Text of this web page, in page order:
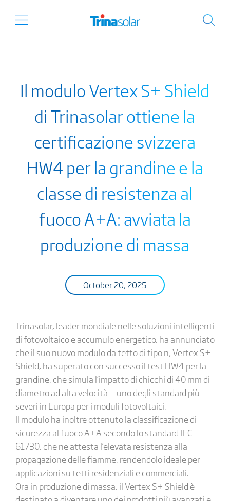
Il modulo Vertex S+ Shield
di Trinasolar ottiene la
certificazione svizzera
HW4 per la grandine e la
classe di resistenza al
fuoco A+A: avviata la
produzione di massa
October 20, 2025
Trinasolar, leader mondiale nelle soluzioni intelligenti
di fotovoltaico e accumulo energetico, ha annunciato
che il suo nuovo modulo da tetto di tipo n, Vertex S+
Shield, ha superato con successo il test HW4 per la
grandine, che simula l’impatto di chicchi di 40 mm di
diametro ad alta velocità — uno degli standard più
severi in Europa per i moduli fotovoltaici.
Il modulo ha inoltre ottenuto la classificazione di
sicurezza al fuoco A+A secondo lo standard IEC
61730, che ne attesta l’elevata resistenza alla
propagazione delle fiamme, rendendolo ideale per
applicazioni su tetti residenziali e commerciali.
Ora in produzione di massa, il Vertex S+ Shield è